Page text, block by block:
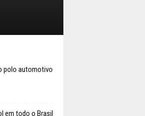
polo automotivo
em todo o Brasil